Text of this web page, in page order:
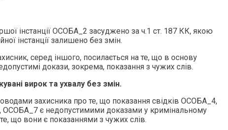
інстанції ОСОБА_2 засуджено за ч.1 ст. 187 КК, якою
інстанції залишено без змін.
серед іншого, посилається на те, що в основу
докази, зокрема, показання з чужих слів.
вирок та ухвалу без змін.
захисника про те, що показання свідків ОСОБА_4,
є недопустимими доказами у кримінальному
що вони є показаннями з чужих слів.